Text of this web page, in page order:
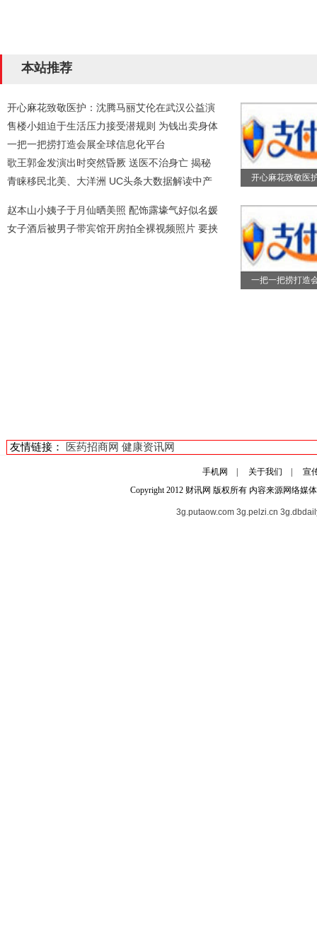
本站推荐
开心麻花致敬医护：沈腾马丽艾伦在武汉公益演
售楼小姐迫于生活压力接受潜规则 为钱出卖身体
一把一把捞打造会展全球信息化平台
歌王郭金发演出时突然昏厥 送医不治身亡 揭秘
青睐移民北美、大洋洲 UC头条大数据解读中产
赵本山小姨子于月仙晒美照 配饰露壕气好似名媛
女子酒后被男子带宾馆开房拍全裸视频照片 要挟
开心麻花致敬医
一把一把捞打造
友情链接： 医药招商网 健康资讯网
手机网 | 关于我们 |宣
Copyright 2012 财讯网 版权所有 内容来源网络媒
3g.putaow.com 3g.pelzi.cn